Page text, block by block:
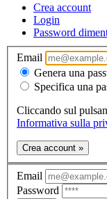
Crea account
Login
Password
Email
Genera una
Specifica una
Cliccando sul
Informativa sulla
Crea account »
Email
Password